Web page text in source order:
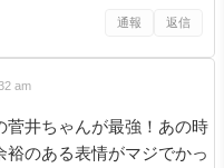
通報 返信
am
菅井ちゃんが最強！あの時
のある表情がマジでかっ